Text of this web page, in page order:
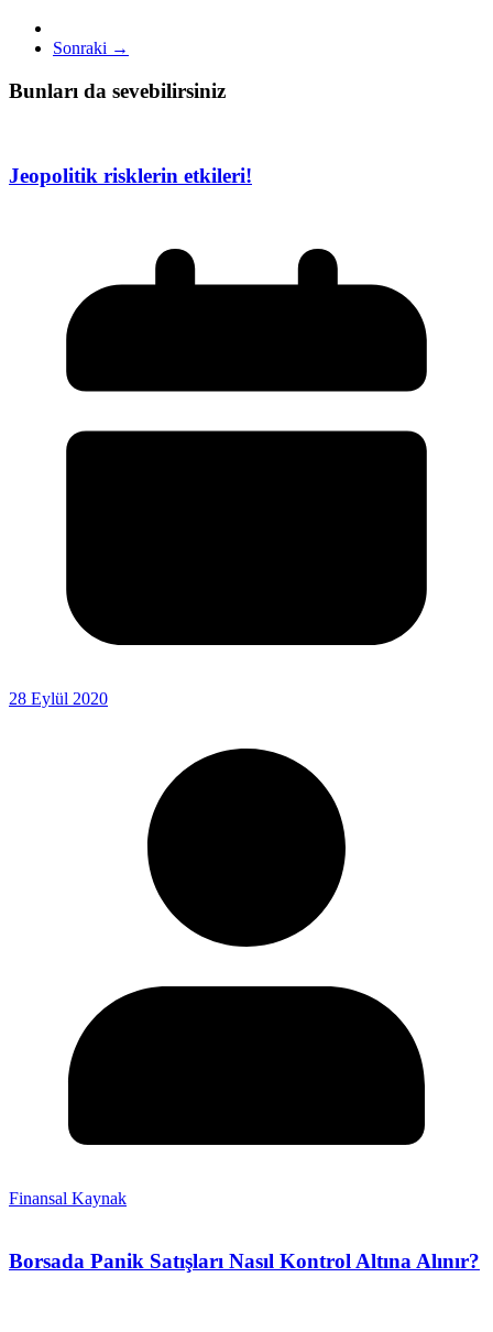
Sonraki →
Bunları da sevebilirsiniz
Jeopolitik risklerin etkileri!
28 Eylül 2020
Finansal Kaynak
Borsada Panik Satışları Nasıl Kontrol Altına Alınır?